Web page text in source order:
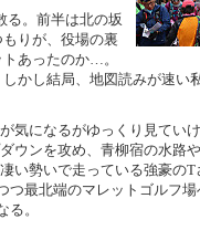
る。前半は北の坂
りが、役場の裏
あったのか…。
かし結局、地図読みが速い
気になるがゆっくり見てい
ウンを攻め、青柳宿の水路
い勢いで走っている強豪の
つ最北端のマレットゴルフ
る。